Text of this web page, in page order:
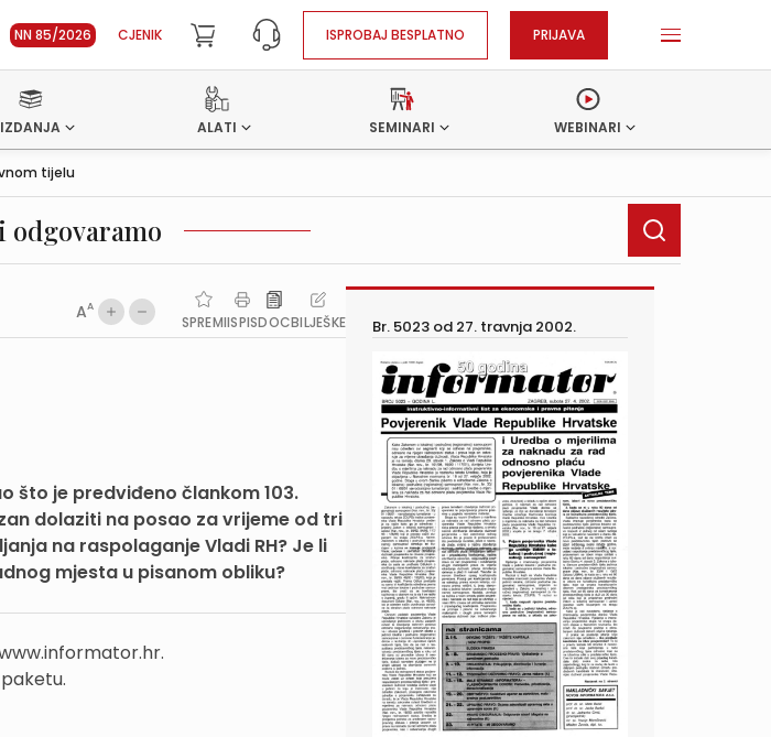
NN 85/2026 CJENIK ISPROBAJ BESPLATNO PRIJAVA
IZDANJA ALATI SEMINARI WEBINARI
tijelu
AA
SPREMIISPISDOCBILJEŠKE
što je predviđeno člankom 103.
dolaziti na posao za vrijeme od tri
na raspolaganje Vladi RH? Je li
mjesta u pisanom obliku?
Br. 5023 od 27. travnja 2002.